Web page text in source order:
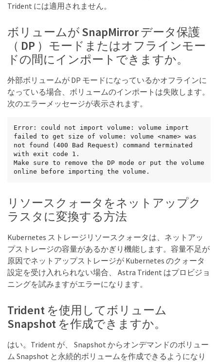
Trident には適用されません。
ボリュームが SnapMirror データ保護
（ DP ）モードまたはオフラインモー
ドの間にインポートできますか。
外部ボリュームが DP モードになっているかオフラインに
なっている場合、ボリュームのインポートは失敗します。
次のエラーメッセージが表示されます。
Error: could not import volume: volume import
failed to get size of volume: volume <name> was
not found (400 Bad Request) command terminated
with exit code 1.
Make sure to remove the DP mode or put the volume
online before importing the volume.
リソースクォータをネットアップク
ラスタに変換する方法
Kubernetes ストレージリソースクォータは、ネットアッ
プストレージの容量があるかぎり機能します。容量不足が
原因でネットアップストレージが Kubernetes のクォータ
設定を受け入れられない場合、 Astra Trident はプロビジョ
ニングを試みますがエラーになります。
Trident を使用してボリューム
Snapshot を作成できますか。
はい。Trident が、 Snapshot からオンデマンドのボリュー
ム Snapshot と永続的ボリュームを作成できるようになり